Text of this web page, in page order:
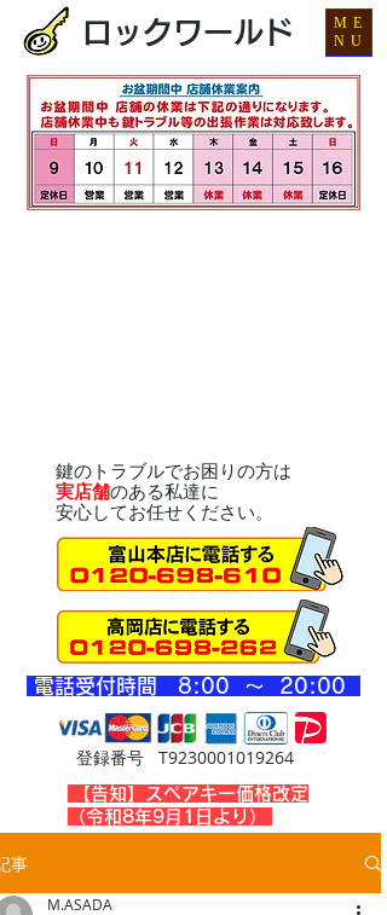
ロックワールド
鍵のトラブルでお困りの方は
実店舗のある私達に
安心してお任せください。
登録番号 T9230001019264
​電話受付時間 8:00 ～ 20:00
​【告知】スペアキー価格改定
（令和8年9月1日より）
ME
NU
事
M.ASADA